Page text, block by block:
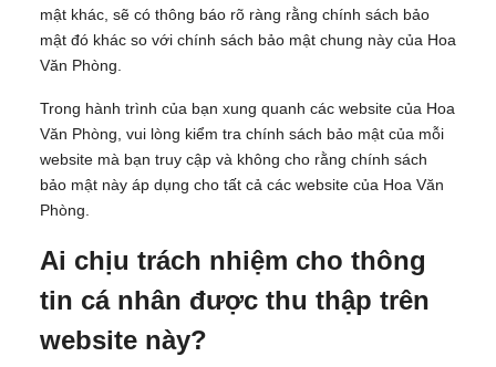
mật khác, sẽ có thông báo rõ ràng rằng chính sách bảo
mật đó khác so với chính sách bảo mật chung này của Hoa
Văn Phòng.
Trong hành trình của bạn xung quanh các website của Hoa
Văn Phòng, vui lòng kiểm tra chính sách bảo mật của mỗi
website mà bạn truy cập và không cho rằng chính sách
bảo mật này áp dụng cho tất cả các website của Hoa Văn
Phòng.
Ai chịu trách nhiệm cho thông
tin cá nhân được thu thập trên
website này?